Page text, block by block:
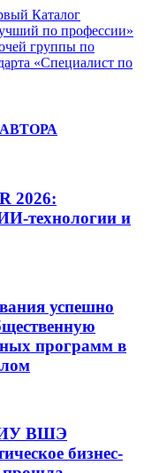
Каталог
по профессии»
группы по
«Специалист по
2026:
технологии и
успешно
программ в
ВШЭ
бизнес-